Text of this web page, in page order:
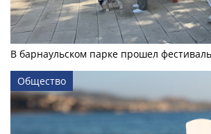
В барнаульском парке прошел
Общество